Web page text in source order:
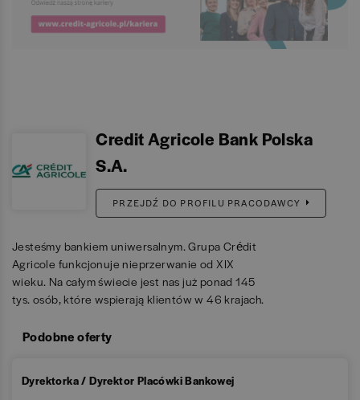
Credit Agricole Bank Polska
S.A.
PRZEJDŹ DO PROFILU PRACODAWCY
Jesteśmy bankiem uniwersalnym. Grupa Crédit
Agricole funkcjonuje nieprzerwanie od XIX
wieku. Na całym świecie jest nas już ponad 145
tys. osób, które wspierają klientów w 46 krajach.
Podobne oferty
Dyrektorka / Dyrektor Placówki Bankowej